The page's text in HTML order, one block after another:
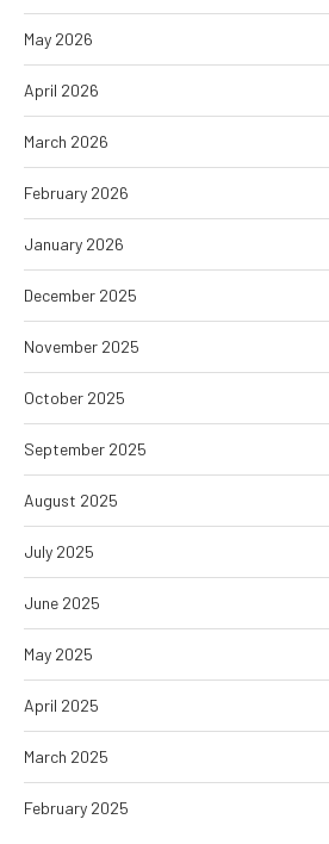
May 2026
April 2026
March 2026
February 2026
January 2026
December 2025
November 2025
October 2025
September 2025
August 2025
July 2025
June 2025
May 2025
April 2025
March 2025
February 2025